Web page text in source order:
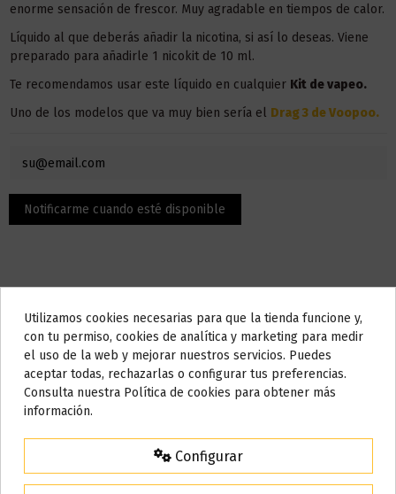
enorme sensación de frescor. Muy agradable en tiempos de calor.
Líquido al que deberás añadir la nicotina, si así lo deseas. Viene
preparado para añadirle 1 nicokit de 10 ml.
Te recomendamos usar este líquido en cualquier Kit de vapeo.
Uno de los modelos que va muy bien sería el Drag 3 de Voopoo.
Descripción
El contenido son 50 ml, pero la botella admite hasta 10 ml,
puedes añadir nicotina o nicokit sin nicotina para llenarlo hasta
Este líquido no contiene nicotina, si deseas a conseguir 3 mg de
Do not show again.
AVISO IMPORTANTE
Nos tomamos unos días
15% de descuento
Utilizamos cookies necesarias para que la tienda funcione y,
con tu permiso, cookies de analítica y marketing para medir
el uso de la web y mejorar nuestros servicios. Puedes
aceptar todas, rechazarlas o configurar tus preferencias.
Consulta nuestra Política de cookies para obtener más
información.
Configurar